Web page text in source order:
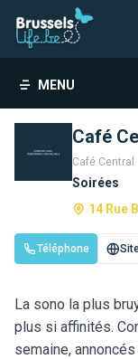
MENU
Café
Café Central
Soirées
14 Rue
Téléphone
La sono la plus
plus si affinités.
semaine,